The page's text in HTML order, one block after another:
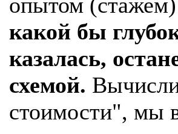
какой бы
казалась,
схемой.
стоимости", мы